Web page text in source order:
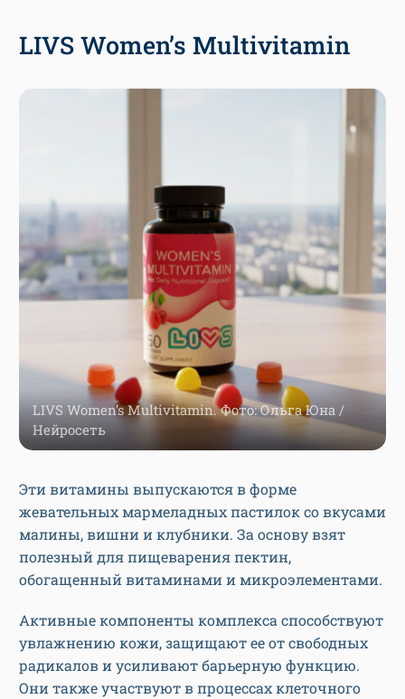
LIVS Women’s Multivitamin
LIVS Women’s Multivitamin. Фото: Ольга Юна /
Нейросеть
Эти витамины выпускаются в форме
жевательных мармеладных пастилок со вкусами
малины, вишни и клубники. За основу взят
полезный для пищеварения пектин,
обогащенный витаминами и микроэлементами.
Активные компоненты комплекса способствуют
увлажнению кожи, защищают ее от свободных
радикалов и усиливают барьерную функцию.
Они также участвуют в процессах клеточного